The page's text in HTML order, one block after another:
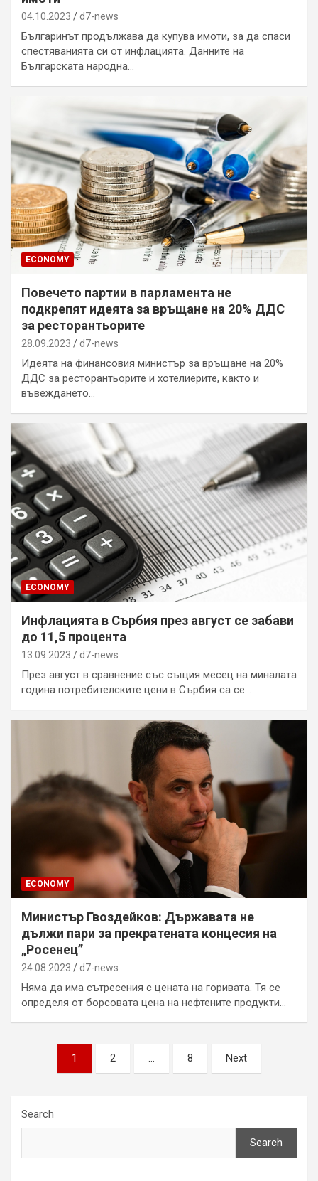
04.10.2023 d7-news
Българинът продължава да купува имоти, за да спаси
спестяванията си от инфлацията. Данните на
Българската народна…
ECONOMY
Повечето партии в парламента не
подкрепят идеята за връщане на 20% ДДС
за ресторантьорите
28.09.2023 d7-news
Идеята на финансовия министър за връщане на 20%
ДДС за ресторантьорите и хотелиерите, както и
въвеждането…
ECONOMY
Инфлацията в Сърбия през август се забави
до 11,5 процента
13.09.2023 d7-news
През август в сравнение със същия месец на миналата
година потребителските цени в Сърбия са се…
ECONOMY
Министър Гвоздейков: Държавата не
дължи пари за прекратената концесия на
„Росенец”
24.08.2023 d7-news
Няма да има сътресения с цената на горивата. Тя се
определя от борсовата цена на нефтените продукти…
pagination
1 2 … 8 Next
Search
Search